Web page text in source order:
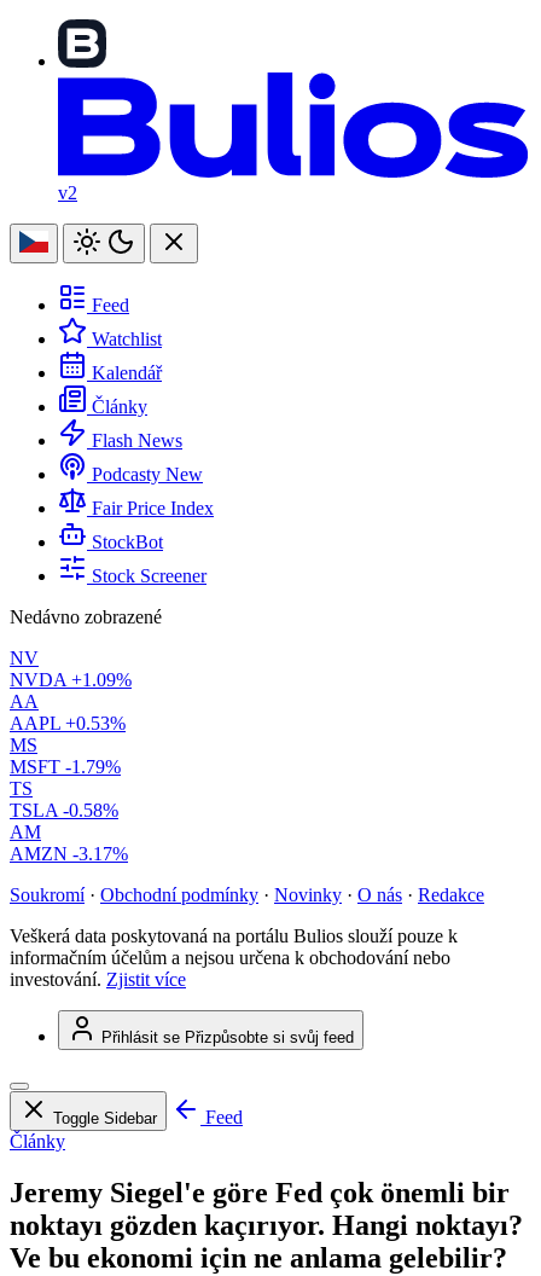
v2
Feed
Watchlist
Kalendář
Články
Flash News
Podcasty New
Fair Price Index
StockBot
Stock Screener
Nedávno zobrazené
NV
NVDA +1.09%
AA
AAPL +0.53%
MS
MSFT -1.79%
TS
TSLA -0.58%
AM
AMZN -3.17%
Soukromí · Obchodní podmínky · Novinky · O nás · Redakce
Veškerá data poskytovaná na portálu Bulios slouží pouze k
informačním účelům a nejsou určena k obchodování nebo
investování. Zjistit více
Přihlásit se Přizpůsobte si svůj feed
Toggle Sidebar
Feed
Články
Jeremy Siegel'e göre Fed çok önemli bir
noktayı gözden kaçırıyor. Hangi noktayı?
Ve bu ekonomi için ne anlama gelebilir?